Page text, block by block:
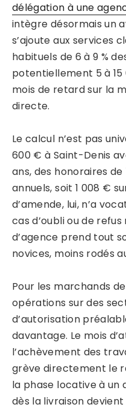
délégation à une
intègre désormais un
s’ajoute aux services
habituels de 6 à 9 %
potentiellement 5 à
mois de retard sur la
directe.
Le calcul n’est pas
600 € à Saint-Denis
ans, des honoraires
annuels, soit 1 008 €
d’amende, lui, n’a
cas d’oubli ou de
d’agence prend tout
novices, moins rodés
Pour les marchands
opérations sur des
d’autorisation
davantage. Le mois
l’achèvement des
grève directement le
la phase locative à un
dès la livraison